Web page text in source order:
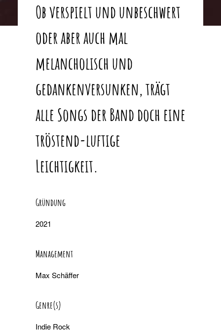
Ob verspielt und unbeschwert
oder aber auch mal
melancholisch und
gedankenversunken, trägt
alle Songs der Band doch eine
tröstend-luftige
Leichtigkeit.
Gründung
2021
Management
Max Schäffer
Genre(s)
Indie Rock